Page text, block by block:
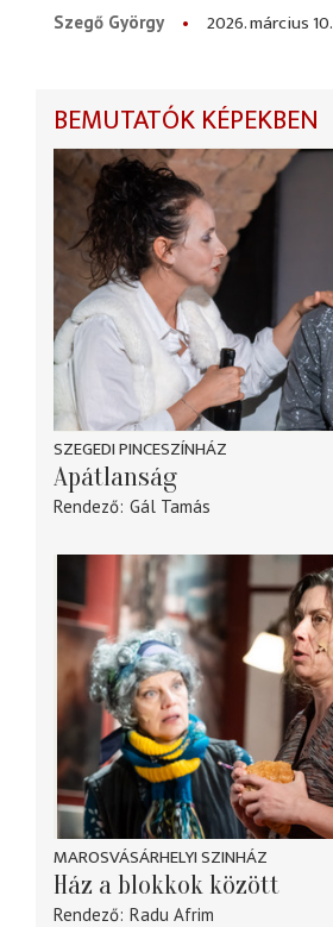
Szegő György
2026. március 10.
BEMUTATÓK KÉPEKBEN
SZEGEDI PINCESZÍNHÁZ
Apátlanság
Rendező Gál Tamás
MAROSVÁSÁRHELYI SZINHÁZ
Ház a blokkok között
Rendező Radu Afrim